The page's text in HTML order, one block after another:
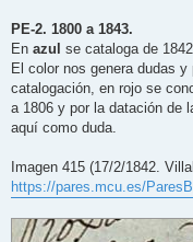
j
PE-2. 1800 a 1843.
En azul se cataloga de
El color nos genera dudas
catalogación, en rojo se
a 1806 y por la datación de
aquí como duda.
Imagen 415 (17/2/1842.
https://pares.mcu.es/